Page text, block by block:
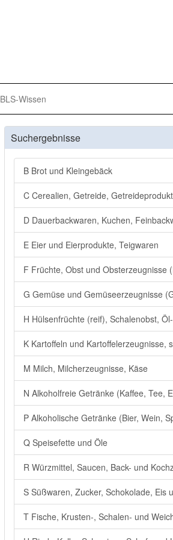
BLS-Wissen
Suchergebnisse
B Brot und Kleingebäck
C Cerealien, Getreide,
D Dauerbackwaren, Kuchen,
E Eier und Eierprodukte, Teigwaren
F Früchte, Obst und Obsterzeugnisse
G Gemüse und Gemüseerzeugnisse
H Hülsenfrüchte (reif), Schalenobst,
K Kartoffeln und Kartoffelerzeugnisse,
M Milch, Milcherzeugnisse, Käse
N Alkoholfreie Getränke (Kaffee, Tee,
P Alkoholische Getränke (Bier, Wein,
Q Speisefette und Öle
R Würzmittel, Saucen, Back- und
S Süßwaren, Zucker, Schokolade, Eis
T Fische, Krusten-, Schalen- und